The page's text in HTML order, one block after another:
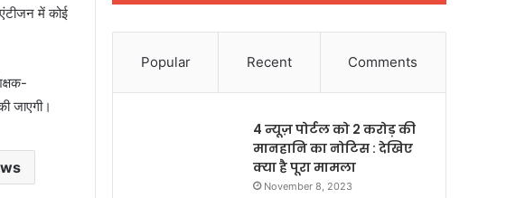
में कोई
जाएगी।
Popular Recent Comments
4 न्यूज़ पोर्टल को 2 करोड़ की
मानहानि का नोटिस : देखिए
क्या है पूरा मामला
November 8, 2023